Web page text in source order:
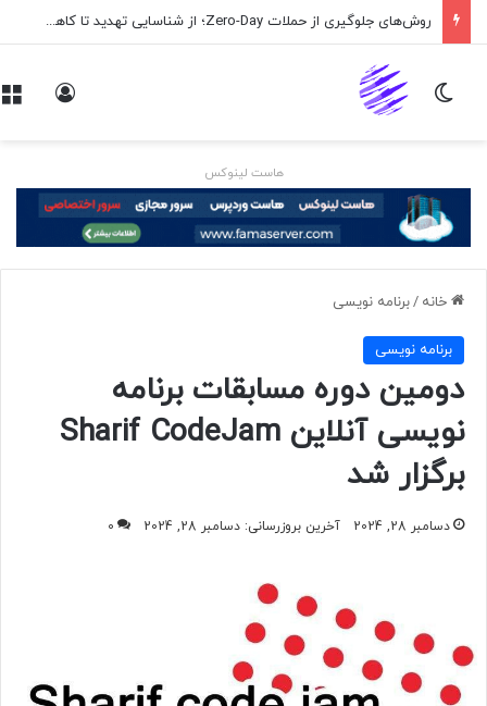
روش‌های جلوگیری از حملات Zero-Day؛ از شناسایی تهدید تا کاهش ریسک
تغییر پوسته
هاست لینوکس
خانه /برنامه نويسی
برنامه نويسی
دومین دوره مسابقات برنامه
نویسی آنلاین Sharif CodeJam
برگزار شد
دسامبر 28, 2024 آخرین بروزرسانی: دسامبر 28, 2024 0